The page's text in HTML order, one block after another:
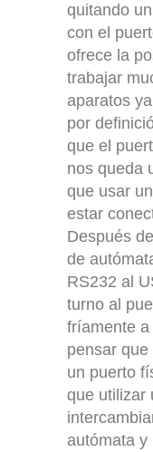
quitando
con el
ofrece la
trabajar
aparatos
por
que el
nos queda
que usar
estar
Después
de
RS232 al
turno al
fríamente
pensar
un puerto
que utilizar
autómata y